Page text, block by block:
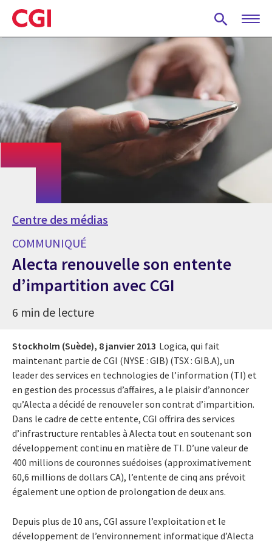
Skip
to
main
Centre des médias
COMMUNIQUÉ
Alecta renouvelle son entente
d’impartition avec CGI
6 min de lecture
Stockholm (Suède), 8 janvier 2013 Logica, qui fait
maintenant partie de CGI (NYSE : GIB) (TSX : GIB.A), un
leader des services en technologies de l’information (TI) et
en gestion des processus d’affaires, a le plaisir d’annoncer
qu’Alecta a décidé de renouveler son contrat d’impartition.
Dans le cadre de cette entente, CGI offrira des services
d’infrastructure rentables à Alecta tout en soutenant son
développement continu en matière de TI. D’une valeur de
400 millions de couronnes suédoises (approximativement
60,6 millions de dollars CA), l’entente de cinq ans prévoit
également une option de prolongation de deux ans.
Depuis plus de 10 ans, CGI assure l’exploitation et le
développement de l’environnement informatique d’Alecta